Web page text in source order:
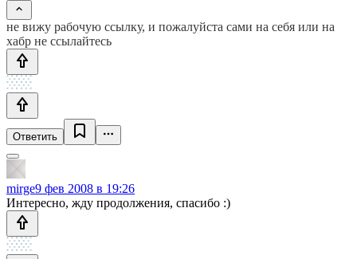
не вижу рабочую ссылку, и пожалуйста сами на себя или на
хабр не ссылайтесь
Ответить
mirge9 фев 2008 в 19:26
Интересно, жду продолжения, спасибо :)